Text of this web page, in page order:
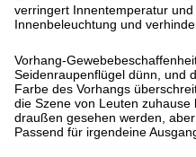
verringert Innentemperatur
Innenbeleuchtung und
Vorhang-
Seidenraupenflügel dünn, und
Farbe des Vorhangs
die Szene von Leuten
draußen gesehen werden,
Passend für irgendeine